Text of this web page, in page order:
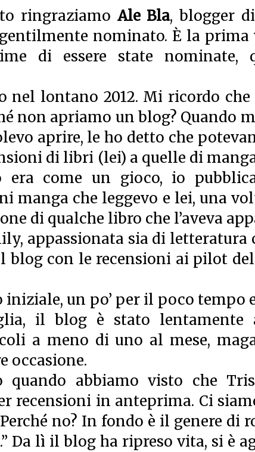
ringraziamo Ale Bla, blogger di
nominato. È la
di essere state nominate,
nel lontano 2012. Mi ricordo
non apriamo un blog? Quando
aprire, le ho detto che
di libri (lei) a quelle di
era come un gioco, io
manga che leggevo e lei, una
di qualche libro che l’aveva
appassionata sia di letteratura
blog con le recensioni ai pilot
iniziale, un po’ per il poco tempo
il blog è stato lentamente
a meno di uno al mese,
occasione.
quando abbiamo visto che
recensioni in anteprima. Ci
no? In fondo è il genere di
Da lì il blog ha ripreso vita, si è